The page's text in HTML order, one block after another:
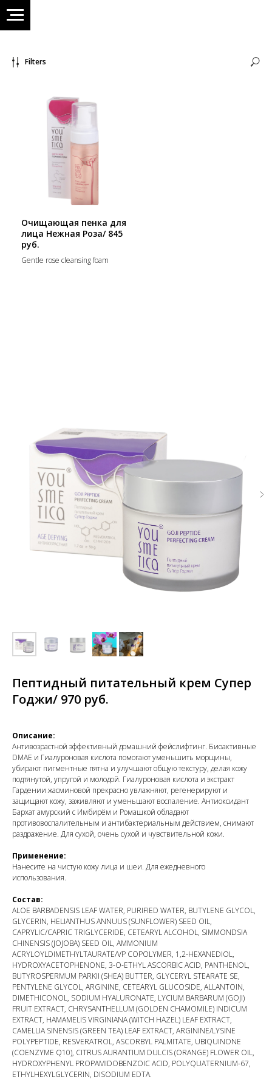
Filters
Очищающая пенка для
лица Нежная Роза/ 845
руб.
Gentle rose cleansing foam
Пептидный питательный крем Супер
Годжи/ 970 руб.
Описание:
Антивозрастной эффективный домашний фейслифтинг. Биоактивные
DMAE и Гиалуроновая кислота помогают уменьшить морщины,
убирают пигментные пятна и улучшают общую текстуру, делая кожу
подтянутой, упругой и молодой. Гиалуроновая кислота и экстракт
Гардении жасминовой прекрасно увлажняют, регенерируют и
защищают кожу, заживляют и уменьшают воспаление. Антиоксидант
Бархат амурский с Имбирём и Ромашкой обладают
противовоспалительным и антибактериальным действием, снимают
раздражение. Для сухой, очень сухой и чувствительной кожи.
Применение:
Нанесите на чистую кожу лица и шеи. Для ежедневного
использования.
Состав:
ALOE BARBADENSIS LEAF WATER, PURIFIED WATER, BUTYLENE GLYCOL,
GLYCERIN, HELIANTHUS ANNUUS (SUNFLOWER) SEED OIL,
CAPRYLIC/CAPRIC TRIGLYCERIDE, CETEARYL ALCOHOL, SIMMONDSIA
CHINENSIS (JOJOBA) SEED OIL, AMMONIUM
ACRYLOYLDIMETHYLTAURATE/VP COPOLYMER, 1,2-HEXANEDIOL,
HYDROXYACETOPHENONE, 3-O-ETHYL ASCORBIC ACID, PANTHENOL,
BUTYROSPERMUM PARKII (SHEA) BUTTER, GLYCERYL STEARATE SE,
PENTYLENE GLYCOL, ARGININE, CETEARYL GLUCOSIDE, ALLANTOIN,
DIMETHICONOL, SODIUM HYALURONATE, LYCIUM BARBARUM (GOJI)
FRUIT EXTRACT, CHRYSANTHELLUM (GOLDEN CHAMOMILE) INDICUM
EXTRACT, HAMAMELIS VIRGINIANA (WITCH HAZEL) LEAF EXTRACT,
CAMELLIA SINENSIS (GREEN TEA) LEAF EXTRACT, ARGININE/LYSINE
POLYPEPTIDE, RESVERATROL, ASCORBYL PALMITATE, UBIQUINONE
(COENZYME Q10), CITRUS AURANTIUM DULCIS (ORANGE) FLOWER OIL,
HYDROXYPHENYL PROPAMIDOBENZOIC ACID, POLYQUATERNIUM-67,
ETHYLHEXYLGLYCERIN, DISODIUM EDTA.